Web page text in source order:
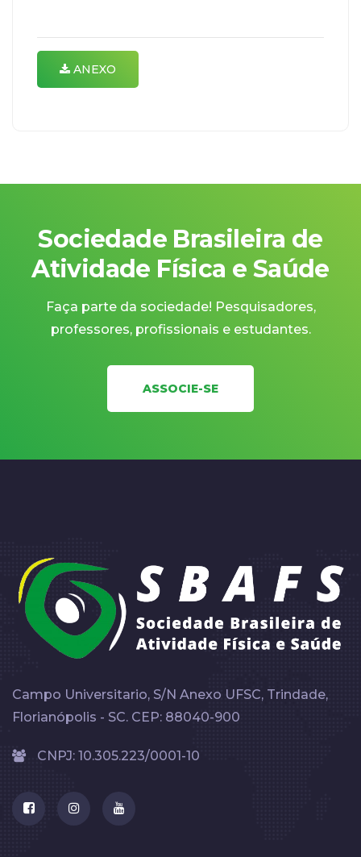
ANEXO
Sociedade Brasileira de
Atividade Física e Saúde
Faça parte da sociedade! Pesquisadores,
professores, profissionais e estudantes.
ASSOCIE-SE
Campo Universitario, S/N Anexo UFSC, Trindade,
Florianópolis - SC. CEP: 88040-900
CNPJ: 10.305.223/0001-10